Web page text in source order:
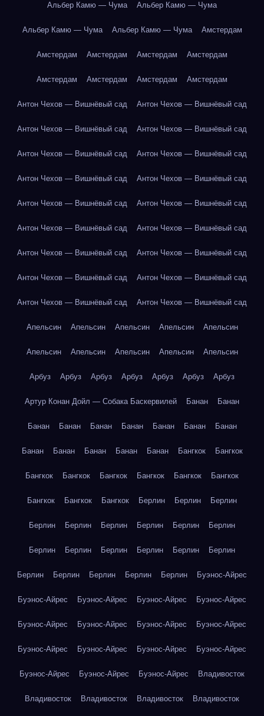
Альбер Камю — Чума Альбер Камю — Чума
Альбер Камю — Чума Альбер Камю — Чума Амстердам
Амстердам Амстердам Амстердам Амстердам
Амстердам Амстердам Амстердам Амстердам
Антон Чехов — Вишнёвый сад Антон Чехов — Вишнёвый сад
Антон Чехов — Вишнёвый сад Антон Чехов — Вишнёвый сад
Антон Чехов — Вишнёвый сад Антон Чехов — Вишнёвый сад
Антон Чехов — Вишнёвый сад Антон Чехов — Вишнёвый сад
Антон Чехов — Вишнёвый сад Антон Чехов — Вишнёвый сад
Антон Чехов — Вишнёвый сад Антон Чехов — Вишнёвый сад
Антон Чехов — Вишнёвый сад Антон Чехов — Вишнёвый сад
Антон Чехов — Вишнёвый сад Антон Чехов — Вишнёвый сад
Антон Чехов — Вишнёвый сад Антон Чехов — Вишнёвый сад
Апельсин Апельсин Апельсин Апельсин Апельсин
Апельсин Апельсин Апельсин Апельсин Апельсин
Арбуз Арбуз Арбуз Арбуз Арбуз Арбуз Арбуз
Артур Конан Дойл — Собака Баскервилей Банан Банан
Банан Банан Банан Банан Банан Банан Банан
Банан Банан Банан Банан Банан Бангкок Бангкок
Бангкок Бангкок Бангкок Бангкок Бангкок Бангкок
Бангкок Бангкок Бангкок Берлин Берлин Берлин
Берлин Берлин Берлин Берлин Берлин Берлин
Берлин Берлин Берлин Берлин Берлин Берлин
Берлин Берлин Берлин Берлин Берлин Буэнос-Айрес
Буэнос-Айрес Буэнос-Айрес Буэнос-Айрес Буэнос-Айрес
Буэнос-Айрес Буэнос-Айрес Буэнос-Айрес Буэнос-Айрес
Буэнос-Айрес Буэнос-Айрес Буэнос-Айрес Буэнос-Айрес
Буэнос-Айрес Буэнос-Айрес Буэнос-Айрес Владивосток
Владивосток Владивосток Владивосток Владивосток